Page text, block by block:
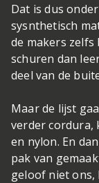
Dat is dus
sysnthetisch
de makers
schuren dan
deel van de
Maar de lijst
verder cordura,
en nylon. En
pak van
geloof niet ons,